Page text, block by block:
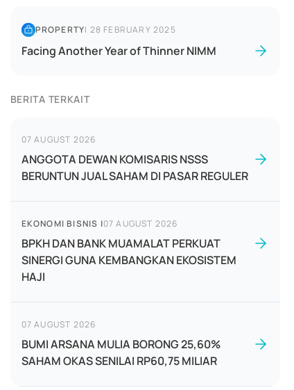
PROPERTY| 28 FEBRUARY 2025
Facing Another Year of Thinner NIMM
BERITA TERKAIT
07 AUGUST 2026
ANGGOTA DEWAN KOMISARIS NSSS
BERUNTUN JUAL SAHAM DI PASAR REGULER
EKONOMI BISNIS |07 AUGUST 2026
BPKH DAN BANK MUAMALAT PERKUAT
SINERGI GUNA KEMBANGKAN EKOSISTEM
HAJI
07 AUGUST 2026
BUMI ARSANA MULIA BORONG 25,60%
SAHAM OKAS SENILAI RP60,75 MILIAR